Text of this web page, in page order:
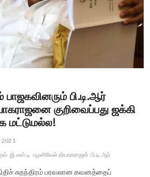
பி.டி.ஆர்
குறிவைப்பது ஜக்கி
மட்டுமல்ல!
2021
ஜி.எஸ்.டி பழனிவேல் தியாகராஜன் பி.டி.ஆர்
சுதந்திரம் பரவலான கவனத்தைப்